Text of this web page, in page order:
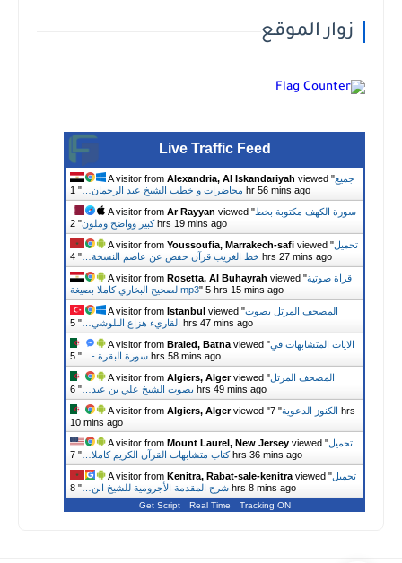
زوار الموقع
Live Traffic Feed
A visitor from Alexandria, Al Iskandariyah viewed "جميع
محاضرات و خطب الشيخ عبد الرحمان… "
1 hr 56 mins ago
A visitor from Ar Rayyan viewed "سورة الكهف مكتوبة بخط
كبير وواضح وملون"
2 hrs 19 mins ago
A visitor from Youssoufia, Marrakech-safi viewed "تحميل
خط الغريب قرآن حفص عن عاصم النسخة… "
4 hrs 27 mins ago
A visitor from Rosetta, Al Buhayrah viewed "قراة صوتية
لصحيح البخاري كاملا بصيغة mp3" 5 hrs 15 mins ago
A visitor from Istanbul viewed "المصحف المرتل بصوت
القاريء هزاع البلوشي… "
5 hrs 47 mins ago
A visitor from Braied, Batna viewed "الايات المتشابهات في
سورة البقرة -… "
5 hrs 58 mins ago
A visitor from Algiers, Algerviewed "المصحف المرتل
بصوت الشيخ علي بن عبد… "
6 hrs 49 mins ago
A visitor from Algiers, Algerviewed " الكنوز الدعوية"
7 hrs
10 mins ago
A visitor from Mount Laurel, New Jersey viewed "تحميل
كتاب متشابهات القرآن الكريم كاملا… "
7 hrs 36 mins ago
A visitor from Kenitra, Rabat-sale-kenitra viewed "تحميل
شرح المقدمة الأجرومية للشيخ ابن… " 8 hrs 8 mins ago
Get Script Real Time Tracking ON